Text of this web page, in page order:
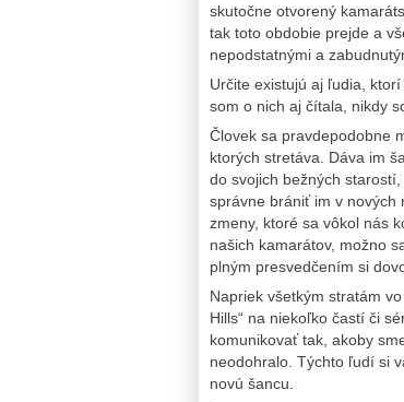
skutočne otvorený
tak toto obdobie prejde a
nepodstatnými a
Určite existujú aj ľudia,
som o nich aj čítala, nikdy
Človek sa pravdepodobne
ktorých stretáva. Dáva im
do svojich bežných
správne brániť im v nových
zmeny, ktoré sa vôkol nás
našich kamarátov, možno
plným presvedčením si
Napriek všetkým stratám
Hills“ na niekoľko častí či
komunikovať tak, akoby
neodohralo. Týchto ľudí si
novú šancu.